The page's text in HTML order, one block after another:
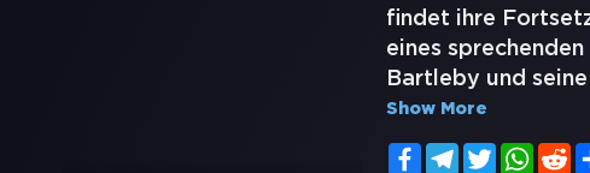
findet ihre
eines
Bartleby und
Show More
FacebookTelegramTwitter